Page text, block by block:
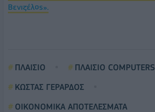
Βενιζέλος».
ΠΛΑΙΣΙΟ
ΠΛΑΙΣΙΟ COMPUTERS
ΚΩΣΤΑΣ ΓΕΡΑΡΔΟΣ
ΟΙΚΟΝΟΜΙΚΑ ΑΠΟΤΕΛΕΣΜΑΤΑ